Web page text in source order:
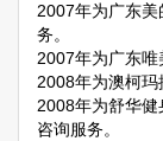
2007年为广东
务。
2007年为广东唯
2008年为澳柯玛
2008年为舒华健
咨询服务。